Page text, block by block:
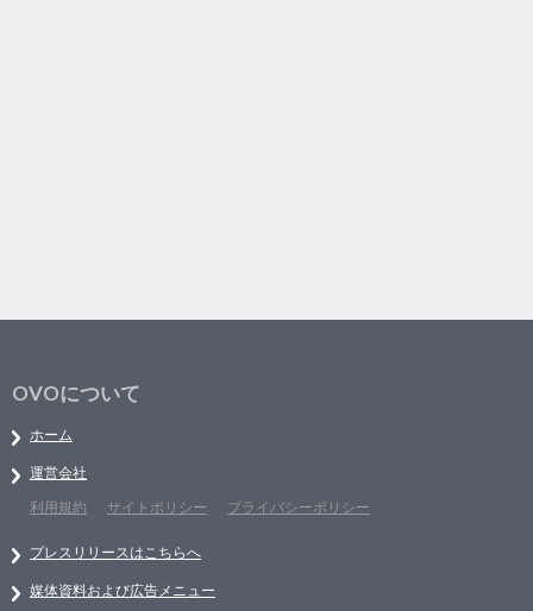
OVOについて
ホーム
運営会社
利用規約
サイトポリシー プライバシーポリシー
プレスリリースはこちらへ
媒体資料および広告メニュー